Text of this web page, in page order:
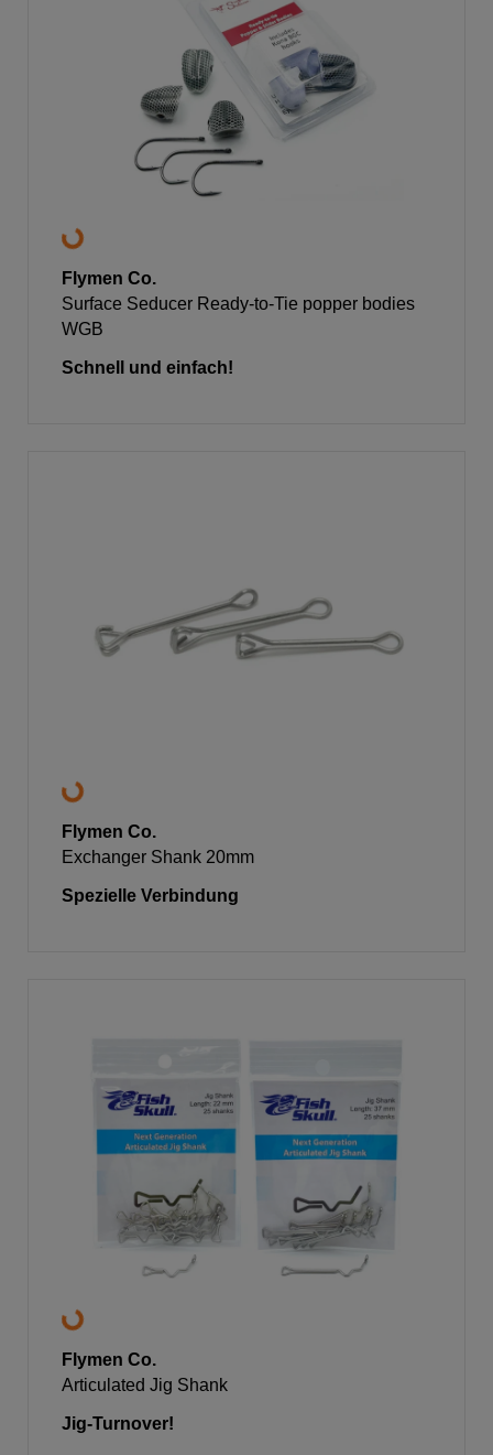
Flymen Co.
Surface Seducer Ready-to-Tie popper bodies
WGB
Schnell und einfach!
Flymen Co.
Exchanger Shank 20mm
Spezielle Verbindung
Flymen Co.
Articulated Jig Shank
Jig-Turnover!